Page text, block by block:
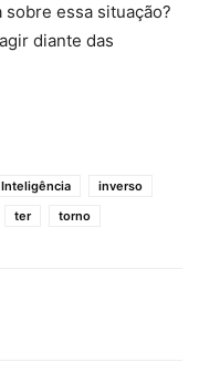
essa situação?
diante das
Inteligência
inverso
ter torno